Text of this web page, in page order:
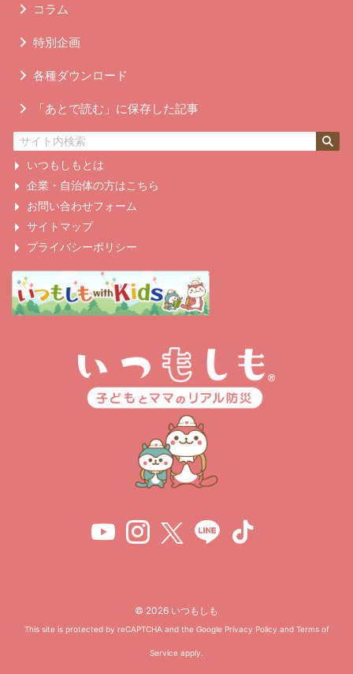
コラム
特別企画
各種ダウンロード
「あとで読む」に保存した記事
いつもしもとは
企業・自治体の方はこちら
お問い合わせフォーム
サイトマップ
プライバシーポリシー
© 2026 いつもしも
This site is protected by reCAPTCHA and the Google Privacy Policy and Terms of
Service apply.